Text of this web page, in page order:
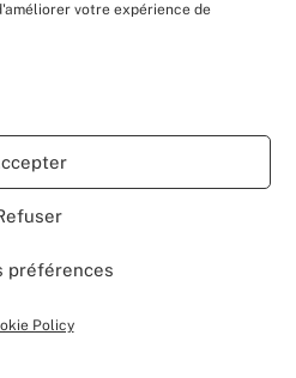
votre expérience de
préférences
Policy
To
TopMy Projects
Contact